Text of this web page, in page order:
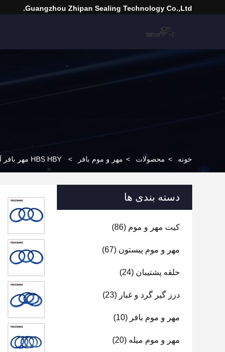
Guangzhou Zhipan Sealing Technology Co.,Ltd.
خونه > محصولات > مهر و موم بافر > HBS HBY مهر بافر آبی مهر هیدرولیک HBY 65 X 80.5 X 6MM مهر بافر سیلندر هیدرولیک
دسته بندی ها
کیت مهر و موم (86)
مهر و موم پیستون (67)
حلقه پشتیبان (24)
درز گیر گرد و غبار (23)
مهر و موم بافر (10)
مهر و موم میله (20)